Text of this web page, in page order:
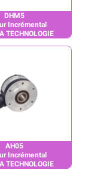
DHM5
Incrémental
TECHNOLOGIE
AH05
Incrémental
TECHNOLOGIE